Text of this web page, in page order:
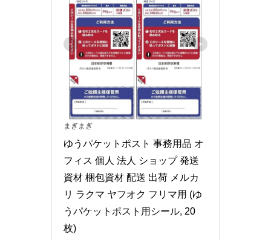
まぎまぎ
ゆうパケットポスト 事務用品 オ
フィス 個人 法人 ショップ 発送
資材 梱包資材 配送 出荷 メルカ
リ ラクマ ヤフオク フリマ用 (ゆ
うパケットポスト用シール, 20
枚)